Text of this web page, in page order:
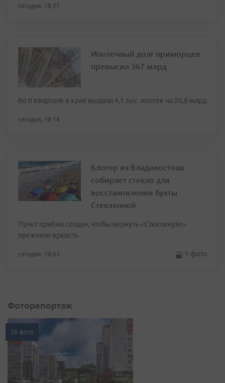
сегодня, 18:27
Ипотечный долг приморцев
превысил 367 млрд
Во II квартале в крае выдали 4,1 тыс. ипотек на 20,8 млрд
сегодня, 18:14
Блогер из Владивостока
собирает стекло для
восстановления бухты
Стеклянной
Пункт приёма создан, чтобы вернуть «Стеклянухе»
прежнюю яркость
сегодня, 18:03 1 фото
Фоторепортаж
20 фото